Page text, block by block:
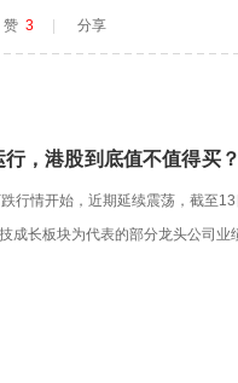
赞 3 | 分享
行，港股到底值不值得买
行情开始，近期延续震荡，截至
成长板块为代表的部分龙头公司
，其实我认为非常重要的一点在